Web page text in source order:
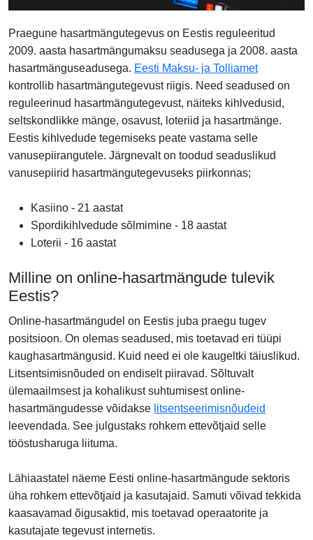
Praegune hasartmängutegevus on Eestis reguleeritud
2009. aasta hasartmängumaksu seadusega ja 2008. aasta
hasartmänguseadusega. Eesti Maksu- ja Tolliamet
kontrollib hasartmängutegevust riigis. Need seadused on
reguleerinud hasartmängutegevust, näiteks kihlvedusid,
seltskondlikke mänge, osavust, loteriid ja hasartmänge.
Eestis kihlvedude tegemiseks peate vastama selle
vanusepiirangutele. Järgnevalt on toodud seaduslikud
vanusepiirid hasartmängutegevuseks piirkonnas;
Kasiino - 21 aastat
Spordikihlvedude sõlmimine - 18 aastat
Loterii - 16 aastat
Milline on online-hasartmängude tulevik
Eestis?
Online-hasartmängudel on Eestis juba praegu tugev
positsioon. On olemas seadused, mis toetavad eri tüüpi
kaughasartmängusid. Kuid need ei ole kaugeltki täiuslikud.
Litsentsimisnõuded on endiselt piiravad. Sõltuvalt
ülemaailmsest ja kohalikust suhtumisest online-
hasartmängudesse võidakse litsentseerimisnõudeid
leevendada. See julgustaks rohkem ettevõtjaid selle
tööstusharuga liituma.
Lähiaastatel näeme Eesti online-hasartmängude sektoris
üha rohkem ettevõtjaid ja kasutajaid. Samuti võivad tekkida
kaasavamad õigusaktid, mis toetavad operaatorite ja
kasutajate tegevust internetis.